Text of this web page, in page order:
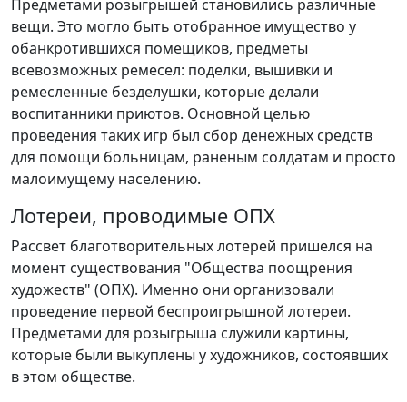
Предметами розыгрышей становились различные
вещи. Это могло быть отобранное имущество у
обанкротившихся помещиков, предметы
всевозможных ремесел: поделки, вышивки и
ремесленные безделушки, которые делали
воспитанники приютов. Основной целью
проведения таких игр был сбор денежных средств
для помощи больницам, раненым солдатам и просто
малоимущему населению.
Лотереи, проводимые ОПХ
Рассвет благотворительных лотерей пришелся на
момент существования "Общества поощрения
художеств" (ОПХ). Именно они организовали
проведение первой беспроигрышной лотереи.
Предметами для розыгрыша служили картины,
которые были выкуплены у художников, состоявших
в этом обществе.